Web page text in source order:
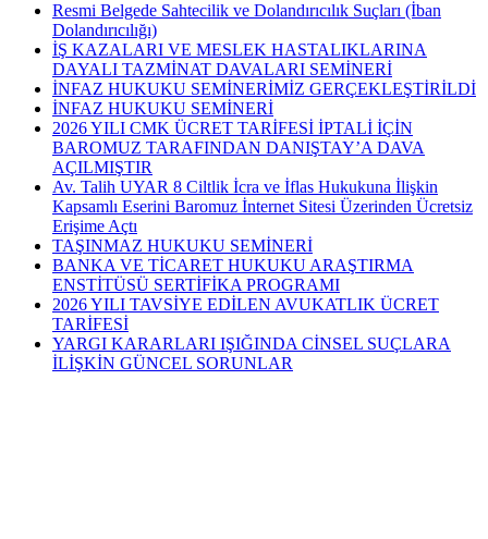
Resmi Belgede Sahtecilik ve Dolandırıcılık Suçları (İban
Dolandırıcılığı)
İŞ KAZALARI VE MESLEK HASTALIKLARINA
DAYALI TAZMİNAT DAVALARI SEMİNERİ
İNFAZ HUKUKU SEMİNERİMİZ GERÇEKLEŞTİRİLDİ
İNFAZ HUKUKU SEMİNERİ
2026 YILI CMK ÜCRET TARİFESİ İPTALİ İÇİN
BAROMUZ TARAFINDAN DANIŞTAY’A DAVA
AÇILMIŞTIR
Av. Talih UYAR 8 Ciltlik İcra ve İflas Hukukuna İlişkin
Kapsamlı Eserini Baromuz İnternet Sitesi Üzerinden Ücretsiz
Erişime Açtı
TAŞINMAZ HUKUKU SEMİNERİ
BANKA VE TİCARET HUKUKU ARAŞTIRMA
ENSTİTÜSÜ SERTİFİKA PROGRAMI
2026 YILI TAVSİYE EDİLEN AVUKATLIK ÜCRET
TARİFESİ
YARGI KARARLARI IŞIĞINDA CİNSEL SUÇLARA
İLİŞKİN GÜNCEL SORUNLAR